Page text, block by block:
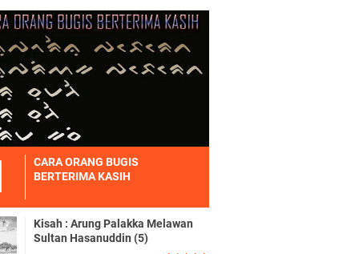
CARA ORANG BUGIS
BERTERIMA KASIH
Kisah : Arung Palakka Melawan
Sultan Hasanuddin (5)